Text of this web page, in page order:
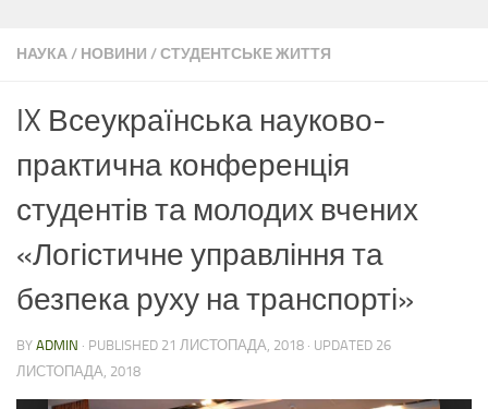
НАУКА/ НОВИНИ /СТУДЕНТСЬКЕ ЖИТТЯ
IX Всеукраїнська науково-
практична конференція
студентів та молодих вчених
«Логістичне управління та
безпека руху на транспорті»
BY ADMIN · PUBLISHED 21 ЛИСТОПАДА, 2018 · UPDATED 26
ЛИСТОПАДА, 2018